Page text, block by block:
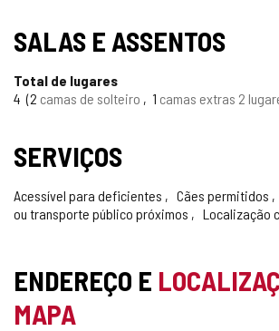
de
meus
SALAS E ASSENTOS
Total de lugares
4 2 camas de solteiro 1 camas extras 2
SERVIÇOS
Acessível para deficientes Cães permitidos
ou transporte público próximos
Localização
ENDEREÇO E
MAPA